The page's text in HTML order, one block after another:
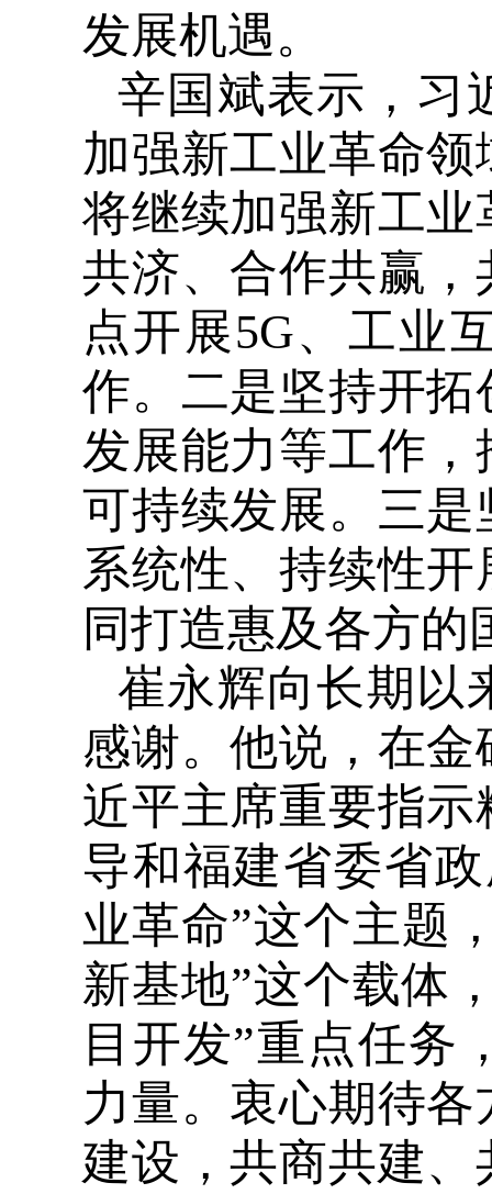
发展机遇。
辛国斌表示，习
加强新工业革命
将继续加强新工
共济、合作共赢
点开展5G、工业
作。二是坚持开
发展能力等工作
可持续发展。三
系统性、持续性
同打造惠及各方的
崔永辉向长期以
感谢。他说，在
近平主席重要指
导和福建省委省
业革命”这个主题
新基地”这个载体
目开发”重点任务
力量。衷心期待
建设，共商共建